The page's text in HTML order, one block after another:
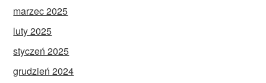
marzec 2025
luty 2025
styczeń 2025
grudzień 2024